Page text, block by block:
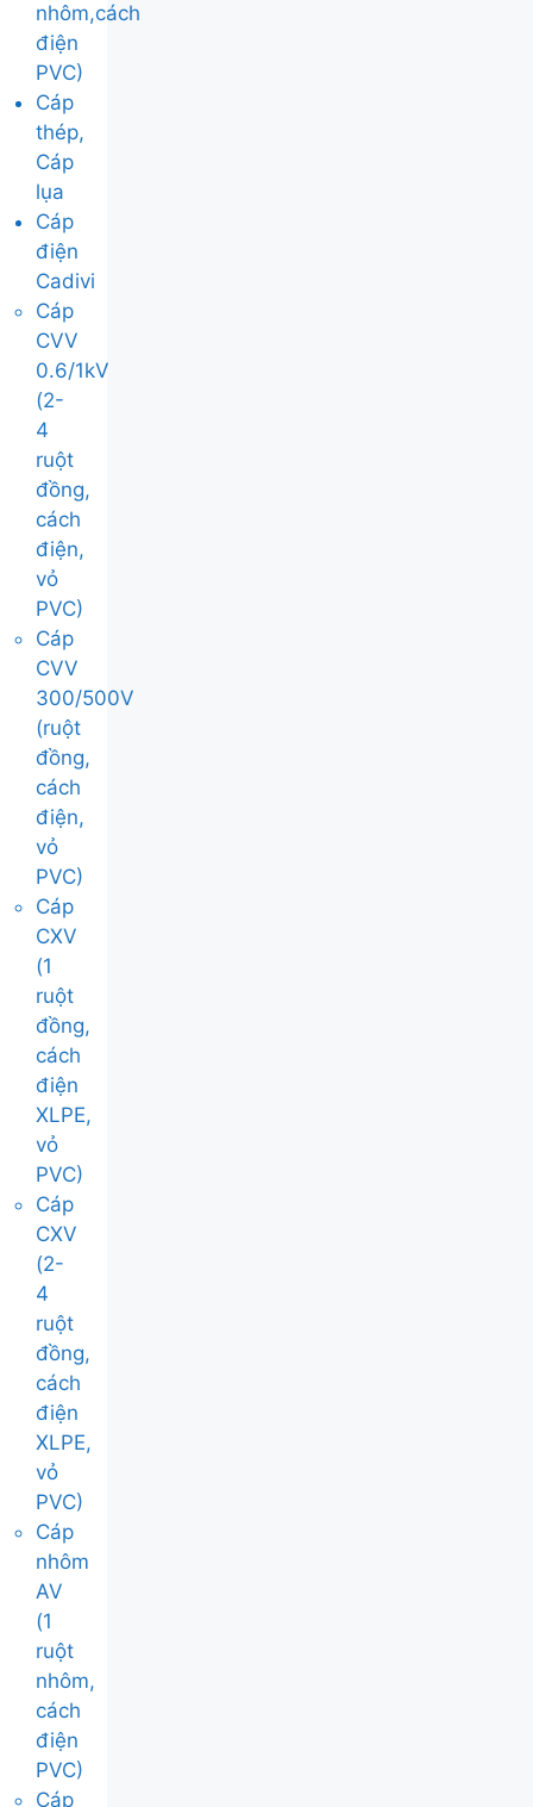
nhôm,cách
điện
PVC)
Cáp
thép,
Cáp
lụa
Cáp
điện
Cadivi
Cáp
CVV
0.6/1kV
(2-
4
ruột
đồng,
cách
điện,
vỏ
PVC)
Cáp
CVV
300/500V
(ruột
đồng,
cách
điện,
vỏ
PVC)
Cáp
CXV
(1
ruột
đồng,
cách
điện
XLPE,
vỏ
PVC)
Cáp
CXV
(2-
4
ruột
đồng,
cách
điện
XLPE,
vỏ
PVC)
Cáp
nhôm
AV
(1
ruột
nhôm,
cách
điện
PVC)
Cáp